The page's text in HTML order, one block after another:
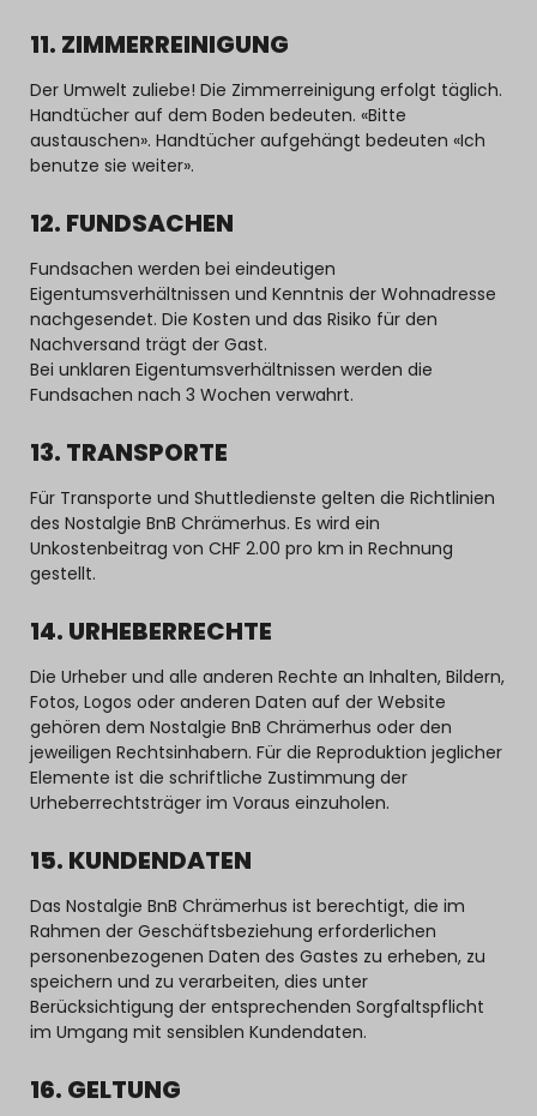
11. ZIMMERREINIGUNG
Der Umwelt zuliebe! Die Zimmerreinigung erfolgt täglich.
Handtücher auf dem Boden bedeuten. «Bitte
austauschen». Handtücher aufgehängt bedeuten «Ich
benutze sie weiter».
12. FUNDSACHEN
Fundsachen werden bei eindeutigen
Eigentumsverhältnissen und Kenntnis der Wohnadresse
nachgesendet. Die Kosten und das Risiko für den
Nachversand trägt der Gast.
Bei unklaren Eigentumsverhältnissen werden die
Fundsachen nach 3 Wochen verwahrt.
13. TRANSPORTE
Für Transporte und Shuttledienste gelten die Richtlinien
des Nostalgie BnB Chrämerhus. Es wird ein
Unkostenbeitrag von CHF 2.00 pro km in Rechnung
gestellt.
14. URHEBERRECHTE
Die Urheber und alle anderen Rechte an Inhalten, Bildern,
Fotos, Logos oder anderen Daten auf der Website
gehören dem Nostalgie BnB Chrämerhus oder den
jeweiligen Rechtsinhabern. Für die Reproduktion jeglicher
Elemente ist die schriftliche Zustimmung der
Urheberrechtsträger im Voraus einzuholen.
15. KUNDENDATEN
Das Nostalgie BnB Chrämerhus ist berechtigt, die im
Rahmen der Geschäftsbeziehung erforderlichen
personenbezogenen Daten des Gastes zu erheben, zu
speichern und zu verarbeiten, dies unter
Berücksichtigung der entsprechenden Sorgfaltspflicht
im Umgang mit sensiblen Kundendaten.
16. GELTUNG